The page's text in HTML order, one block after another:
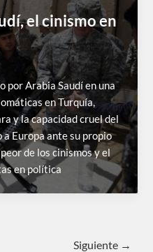
el cinismo en
por Arabia Saudí en una
en Turquía,
y la capacidad cruel del
Europa ante su propio
de los cinismos y el
en política
Siguiente →